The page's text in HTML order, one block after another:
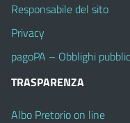
Responsabile del sito
Privacy
pagoPA – Obblighi
TRASPARENZA
Albo Pretorio on line